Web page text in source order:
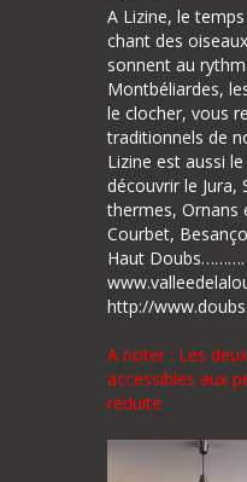
A Lizine, le
chant des
sonnent au
Montbéliardes,
le clocher, vous
traditionnels de
Lizine est aussi
découvrir le Jura,
thermes, Ornans
Courbet,
Haut Doubs……….
http://
A noter : Les
accessibles aux
réduite